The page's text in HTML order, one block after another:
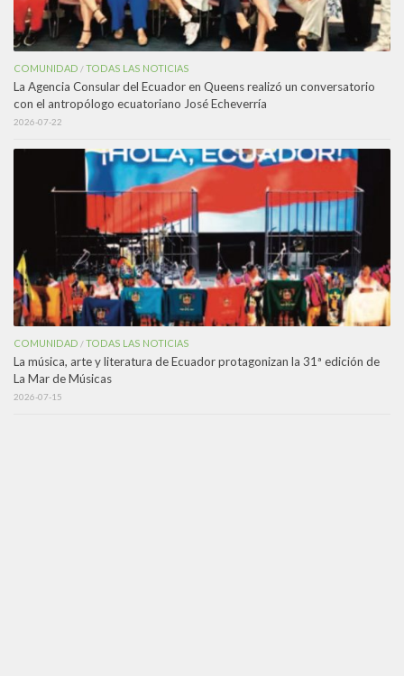
COMUNIDAD /TODAS LAS NOTICIAS
La Agencia Consular del Ecuador en Queens realizó un conversatorio
con el antropólogo ecuatoriano José Echeverría
2026-07-22
COMUNIDAD /TODAS LAS NOTICIAS
La música, arte y literatura de Ecuador protagonizan la 31ª edición de
La Mar de Músicas
2026-07-15